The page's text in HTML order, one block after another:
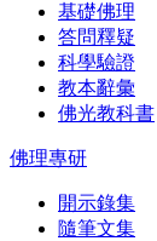
基礎佛理
答問釋疑
科學驗證
教本辭彙
佛光教科書
佛理專研
開示錄集
隨筆文集